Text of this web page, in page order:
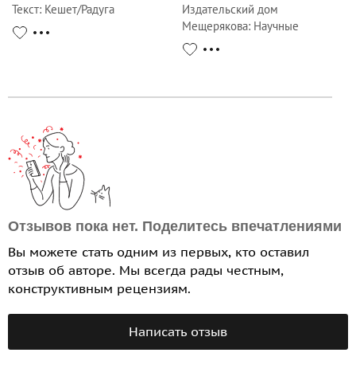
Текст: Кешет/Радуга
Издательский дом
Мещерякова: Научные
развлечения
Отзывов пока нет. Поделитесь впечатлениями
Вы можете стать одним из первых, кто оставил
отзыв об авторе. Мы всегда рады честным,
конструктивным рецензиям.
Написать отзыв